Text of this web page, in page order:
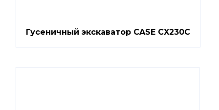
Гусеничный экскаватор CASE CX230C